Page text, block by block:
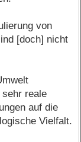
von
[doch] nicht
reale
auf die
Vielfalt.